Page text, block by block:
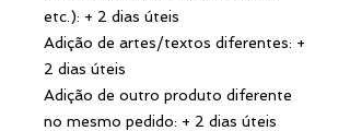
etc.): + 2 dias úteis
Adição de artes/textos diferentes: +
2 dias úteis
Adição de outro produto diferente
no mesmo pedido: + 2 dias úteis